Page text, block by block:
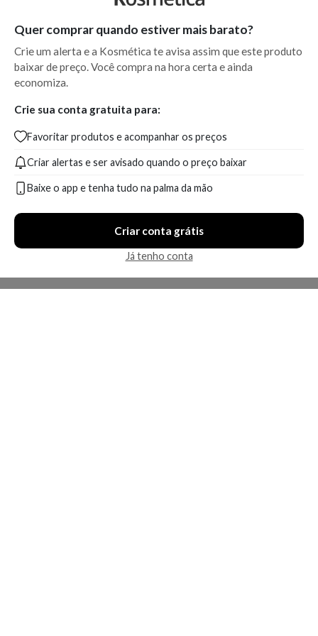
Quer comprar quando estiver mais barato?
Crie um alerta e a Kosmética te avisa assim que este produto
baixar de preço. Você compra na hora certa e ainda
economiza.
Crie sua conta gratuita para:
Favoritar produtos e acompanhar os preços
Criar alertas e ser avisado quando o preço baixar
Baixe o app e tenha tudo na palma da mão
Criar conta grátis
Já tenho conta